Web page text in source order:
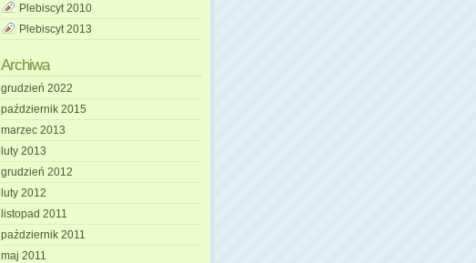
Plebiscyt 2010
Plebiscyt 2013
Archiwa
grudzień 2022
październik 2015
marzec 2013
luty 2013
grudzień 2012
luty 2012
listopad 2011
październik 2011
maj 2011